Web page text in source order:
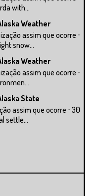
with...
Weather
assim que ocorre ⋅
snow...
Weather
assim que ocorre ⋅
State
assim que ocorre ⋅ 30
settle...